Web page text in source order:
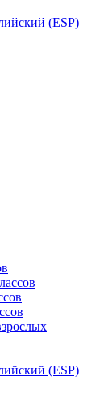
(ESP)
(ESP)